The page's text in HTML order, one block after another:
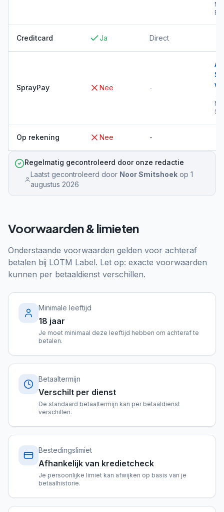
Creditcard Ja Direct
SprayPay Nee -
→
Op rekening Nee -
Regelmatig gecontroleerd door onze redactie
Laatst gecontroleerd door Noor Smitshoekop 1
augustus 2026
Voorwaarden & limieten
Onderstaande voorwaarden gelden voor achteraf
betalen bij LOTM Label. Let op: exacte voorwaarden
kunnen per betaaldienst verschillen.
Minimale leeftijd
18 jaar
Je moet minimaal deze leeftijd hebben om achteraf te
betalen.
Betaaltermijn
Verschilt per dienst
De standaard betaaltermijn kan per betaaldienst
verschillen.
Bestedingslimiet
Afhankelijk van kredietcheck
Je persoonlijke limiet kan afwijken op basis van je
betaalhistorie.